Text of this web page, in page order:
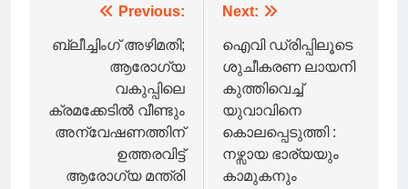
navigation
Previous:
ബ്ലീച്ചിംഗ് അഴിമതി;
ആരോഗ്യ
വകുപ്പിലെ
ക്രമക്കേടില്‍ വീണ്ടും
അന്വേഷണത്തിന്
ഉത്തരവിട്ട്
ആരോഗ്യ മന്ത്രി
Next:
ഐവി ഡ്രിപ്പിലൂടെ
ശുചീകരണ ലായനി
കുത്തിവെച്ച്‌
യുവാവിനെ
കൊലപ്പെടുത്തി :
നഴ്സായ ഭാര്യയും
കാമുകനും